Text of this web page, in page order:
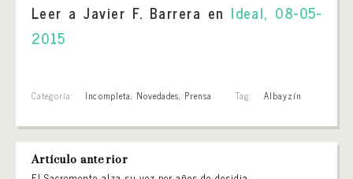
Leer a Javier F. Barrera en Ideal, 08-05-
2015
Categoría: Incompleta, Novedades, Prensa Tag: Albayzín
Artículo anterior